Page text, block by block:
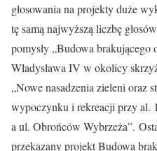
głosowania na projekty duże
tę samą najwyższą liczbę
pomysły „Budowa
Władysława IV w okolicy
„Nowe nasadzenia zieleni oraz
wypoczynku i rekreacji przy al.
a ul. Obrońców Wybrzeża”.
przekazany projekt Budowa